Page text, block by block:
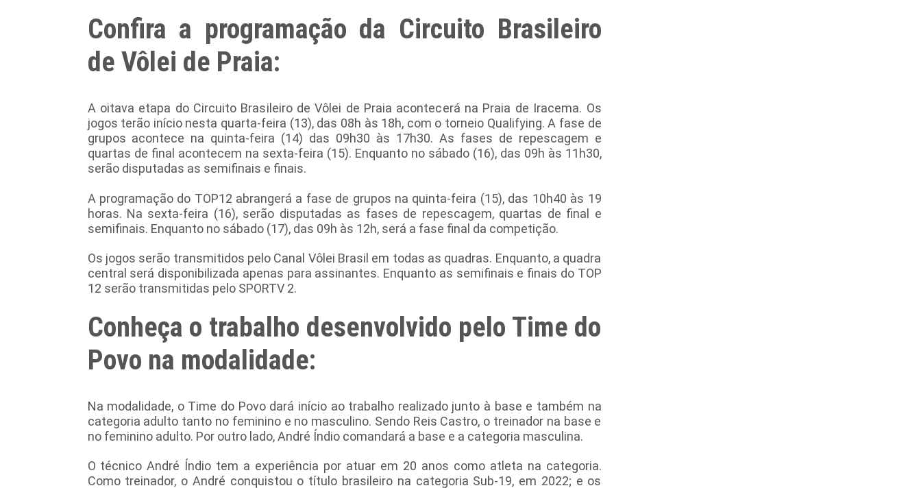
Confira a programação da Circuito Brasileiro
de Vôlei de Praia:
A oitava etapa do Circuito Brasileiro de Vôlei de Praia acontecerá na Praia de Iracema. Os
jogos terão início nesta quarta-feira (13), das 08h às 18h, com o torneio Qualifying. A fase de
grupos acontece na quinta-feira (14) das 09h30 às 17h30. As fases de repescagem e
quartas de final acontecem na sexta-feira (15). Enquanto no sábado (16), das 09h às 11h30,
serão disputadas as semifinais e finais.
A programação do TOP12 abrangerá a fase de grupos na quinta-feira (15), das 10h40 às 19
horas. Na sexta-feira (16), serão disputadas as fases de repescagem, quartas de final e
semifinais. Enquanto no sábado (17), das 09h às 12h, será a fase final da competição.
Os jogos serão transmitidos pelo Canal Vôlei Brasil em todas as quadras. Enquanto, a quadra
central será disponibilizada apenas para assinantes. Enquanto as semifinais e finais do TOP
12 serão transmitidas pelo SPORTV 2.
Conheça o trabalho desenvolvido pelo Time do
Povo na modalidade:
Na modalidade, o Time do Povo dará início ao trabalho realizado junto à base e também na
categoria adulto tanto no feminino e no masculino. Sendo Reis Castro, o treinador na base e
no feminino adulto. Por outro lado, André Índio comandará a base e a categoria masculina.
O técnico André Índio tem a experiência por atuar em 20 anos como atleta na categoria.
Como treinador, o André conquistou o título brasileiro na categoria Sub-19, em 2022; e os